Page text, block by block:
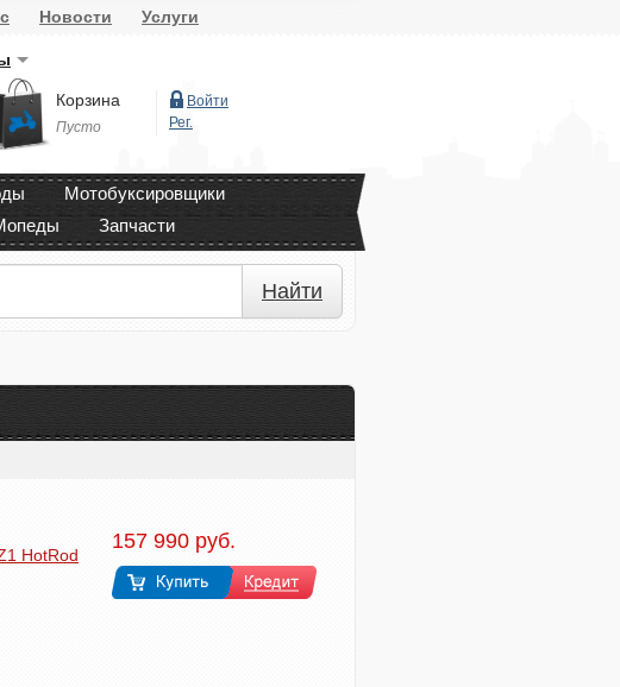
Новости Услуги
Корзина
Пусто
Войти
Рег.
Мотобуксировщики
Запчасти
Найти
HotRod
157 990 руб.